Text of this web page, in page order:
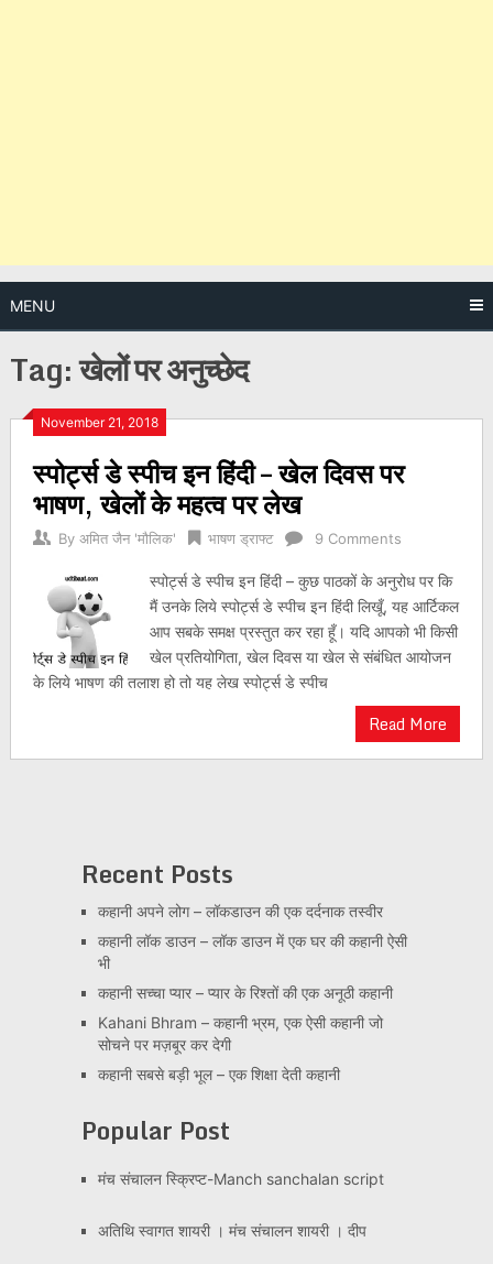
MENU
Tag:खेलों पर अनुच्छेद
November 21, 2018
स्पोर्ट्स डे स्पीच इन हिंदी – खेल दिवस पर
भाषण, खेलों के महत्व पर लेख
By अमित जैन 'मौलिक' भाषण ड्राफ्ट 9 Comments
स्पोर्ट्स डे स्पीच इन हिंदी – कुछ पाठकों के अनुरोध पर कि
मैं उनके लिये स्पोर्ट्स डे स्पीच इन हिंदी लिखूँ, यह आर्टिकल
आप सबके समक्ष प्रस्तुत कर रहा हूँ। यदि आपको भी किसी
खेल प्रतियोगिता, खेल दिवस या खेल से संबंधित आयोजन
के लिये भाषण की तलाश हो तो यह लेख स्पोर्ट्स डे स्पीच
Read More
Posts
navigation
Recent Posts
कहानी अपने लोग – लॉकडाउन की एक दर्दनाक तस्वीर
कहानी लॉक डाउन – लॉक डाउन में एक घर की कहानी ऐसी
भी
कहानी सच्चा प्यार – प्यार के रिश्तों की एक अनूठी कहानी
Kahani Bhram – कहानी भ्रम, एक ऐसी कहानी जो
सोचने पर मज़बूर कर देगी
कहानी सबसे बड़ी भूल – एक शिक्षा देती कहानी
Popular Post
मंच संचालन स्क्रिप्ट-Manch sanchalan script
अतिथि स्वागत शायरी । मंच संचालन शायरी । दीप